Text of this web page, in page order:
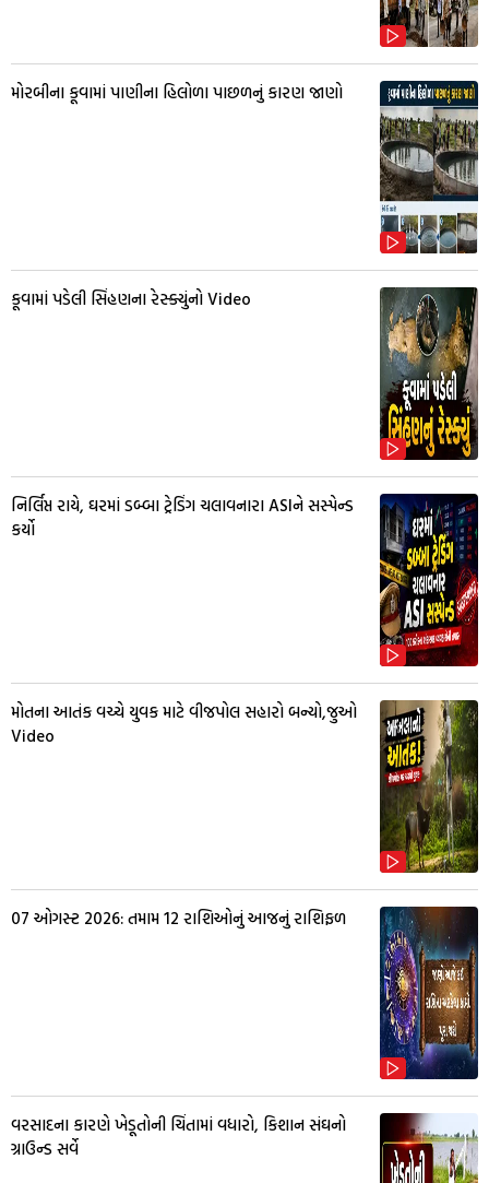
મોરબીના કૂવામાં પાણીના હિલોળા પાછળનું કારણ જાણો
કૂવામાં પડેલી સિંહણના રેસ્ક્યુંનો Video
નિર્લિપ્ત રાયે, ઘરમાં ડબ્બા ટ્રેડિંગ ચલાવનારા ASIને સસ્પેન્ડ
કર્યો
મોતના આતંક વચ્ચે યુવક માટે વીજપોલ સહારો બન્યો,જુઓ
Video
07 ઓગસ્ટ 2026: તમામ 12 રાશિઓનું આજનું રાશિફળ
વરસાદના કારણે ખેડૂતોની ચિંતામાં વધારો, કિશાન સંઘનો
ગ્રાઉન્ડ સર્વે